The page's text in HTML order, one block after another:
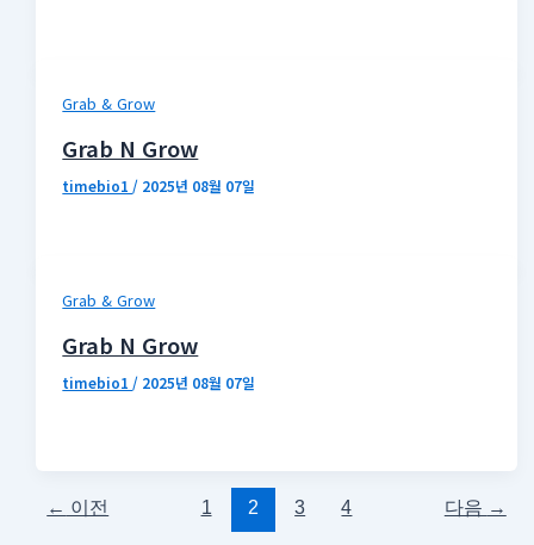
Grab & Grow
Grab N Grow
timebio1 / 2025년 08월 07일
Grab & Grow
Grab N Grow
timebio1 / 2025년 08월 07일
← 이전 1 2 3 4 다음 →